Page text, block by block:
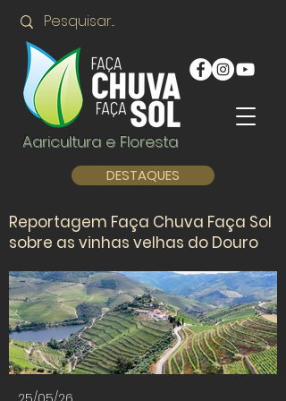
Agricultura e Floresta
DESTAQUES
Reportagem Faça Chuva Faça Sol
sobre as vinhas velhas do Douro